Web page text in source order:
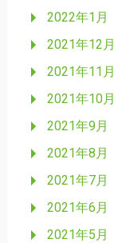
2022年1月
2021年12月
2021年11月
2021年10月
2021年9月
2021年8月
2021年7月
2021年6月
2021年5月